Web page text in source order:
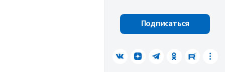
Подписаться